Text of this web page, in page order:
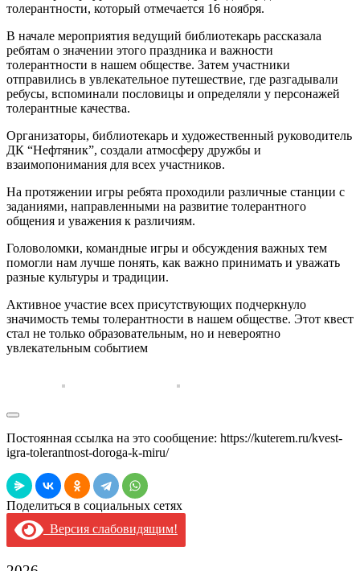
толерантности, который отмечается 16 ноября.
В начале мероприятия ведущий библиотекарь рассказала
ребятам о значении этого праздника и важности
толерантности в нашем обществе. Затем участники
отправились в увлекательное путешествие, где разгадывали
ребусы, вспоминали пословицы и определяли у персонажей
толерантные качества.
Организаторы, библиотекарь и художественный руководитель
ДК “Нефтяник”, создали атмосферу дружбы и
взаимопонимания для всех участников.
На протяжении игры ребята проходили различные станции с
заданиями, направленными на развитие толерантного
общения и уважения к различиям.
Головоломки, командные игры и обсуждения важных тем
помогли нам лучше понять, как важно принимать и уважать
разные культуры и традиции.
Активное участие всех присутствующих подчеркнуло
значимость темы толерантности в нашем обществе. Этот квест
стал не только образовательным, но и невероятно
увлекательным событием
Постоянная ссылка на это сообщение: https://kuterem.ru/kvest-
igra-tolerantnost-doroga-k-miru/
Поделиться в социальных сетях
Версия слабовидящим!